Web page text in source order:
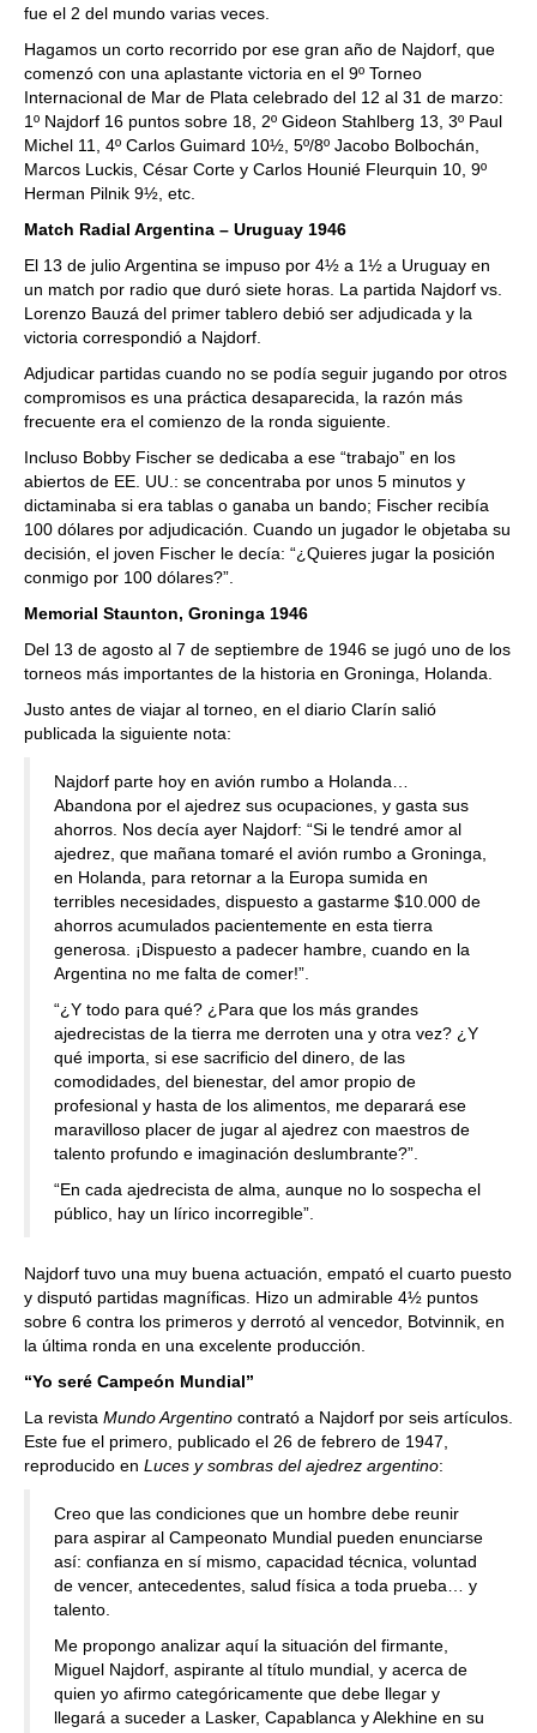
fue el 2 del mundo varias veces.
Hagamos un corto recorrido por ese gran año de Najdorf, que
comenzó con una aplastante victoria en el 9º Torneo
Internacional de Mar de Plata celebrado del 12 al 31 de marzo:
1º Najdorf 16 puntos sobre 18, 2º Gideon Stahlberg 13, 3º Paul
Michel 11, 4º Carlos Guimard 10½, 5º/8º Jacobo Bolbochán,
Marcos Luckis, César Corte y Carlos Hounié Fleurquin 10, 9º
Herman Pilnik 9½, etc.
Match Radial Argentina – Uruguay 1946
El 13 de julio Argentina se impuso por 4½ a 1½ a Uruguay en
un match por radio que duró siete horas. La partida Najdorf vs.
Lorenzo Bauzá del primer tablero debió ser adjudicada y la
victoria correspondió a Najdorf.
Adjudicar partidas cuando no se podía seguir jugando por otros
compromisos es una práctica desaparecida, la razón más
frecuente era el comienzo de la ronda siguiente.
Incluso Bobby Fischer se dedicaba a ese “trabajo” en los
abiertos de EE. UU.: se concentraba por unos 5 minutos y
dictaminaba si era tablas o ganaba un bando; Fischer recibía
100 dólares por adjudicación. Cuando un jugador le objetaba su
decisión, el joven Fischer le decía: “¿Quieres jugar la posición
conmigo por 100 dólares?”.
Memorial Staunton, Groninga 1946
Del 13 de agosto al 7 de septiembre de 1946 se jugó uno de los
torneos más importantes de la historia en Groninga, Holanda.
Justo antes de viajar al torneo, en el diario Clarín salió
publicada la siguiente nota:
Najdorf parte hoy en avión rumbo a Holanda…
Abandona por el ajedrez sus ocupaciones, y gasta sus
ahorros. Nos decía ayer Najdorf: “Si le tendré amor al
ajedrez, que mañana tomaré el avión rumbo a Groninga,
en Holanda, para retornar a la Europa sumida en
terribles necesidades, dispuesto a gastarme $10.000 de
ahorros acumulados pacientemente en esta tierra
generosa. ¡Dispuesto a padecer hambre, cuando en la
Argentina no me falta de comer!”.
“¿Y todo para qué? ¿Para que los más grandes
ajedrecistas de la tierra me derroten una y otra vez? ¿Y
qué importa, si ese sacrificio del dinero, de las
comodidades, del bienestar, del amor propio de
profesional y hasta de los alimentos, me deparará ese
maravilloso placer de jugar al ajedrez con maestros de
talento profundo e imaginación deslumbrante?”.
“En cada ajedrecista de alma, aunque no lo sospecha el
público, hay un lírico incorregible”.
Najdorf tuvo una muy buena actuación, empató el cuarto puesto
y disputó partidas magníficas. Hizo un admirable 4½ puntos
sobre 6 contra los primeros y derrotó al vencedor, Botvinnik, en
la última ronda en una excelente producción.
“Yo seré Campeón Mundial”
La revista Mundo Argentino contrató a Najdorf por seis artículos.
Este fue el primero, publicado el 26 de febrero de 1947,
reproducido en Luces y sombras del ajedrez argentino:
Creo que las condiciones que un hombre debe reunir
para aspirar al Campeonato Mundial pueden enunciarse
así: confianza en sí mismo, capacidad técnica, voluntad
de vencer, antecedentes, salud física a toda prueba… y
talento.
Me propongo analizar aquí la situación del firmante,
Miguel Najdorf, aspirante al título mundial, y acerca de
quien yo afirmo categóricamente que debe llegar y
llegará a suceder a Lasker, Capablanca y Alekhine en su